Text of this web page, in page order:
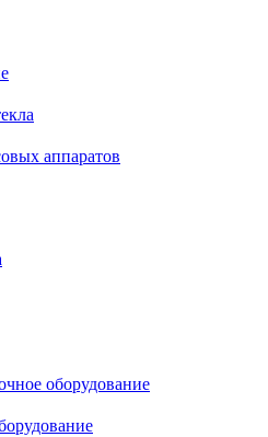
аппаратов
оборудование